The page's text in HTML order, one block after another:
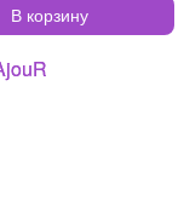
В корзину